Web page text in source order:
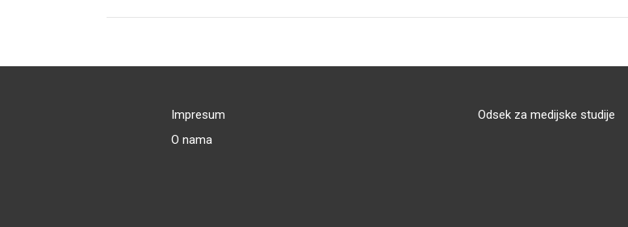
Impresum
O nama
Odsek za medijske studije